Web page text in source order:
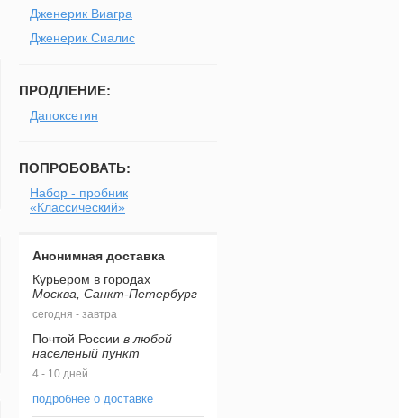
Дженерик Виагра
Дженерик Сиалис
ПРОДЛЕНИЕ:
Дапоксетин
ПОПРОБОВАТЬ:
Набор - пробник
«Классический»
Анонимная доставка
Курьером в городах
Москва, Санкт-Петербург
сегодня - завтра
Почтой России в любой
населеный пункт
4 - 10 дней
подробнее о доставке